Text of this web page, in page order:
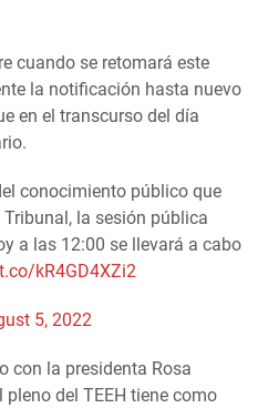
cuando se retomará este
la notificación hasta nuevo
en el transcurso del día
conocimiento público que
la sesión pública
a las 12:00 se llevará a cabo
kR4GD4XZi2
5, 2022
con la presidenta Rosa
del TEEH tiene como